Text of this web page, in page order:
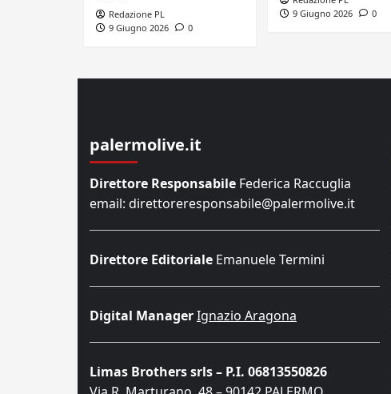
Redazione PL
9 Giugno 2026
0
9 Giugno 2026
0
palermolive.it
Direttore Responsabile Federica Raccuglia
email: direttoreresponsabile@palermolive.it
Direttore Editoriale Emanuele Termini
Digital ManagerIgnazio Aragona
Limas Brothers srls – P.I. 06813550826